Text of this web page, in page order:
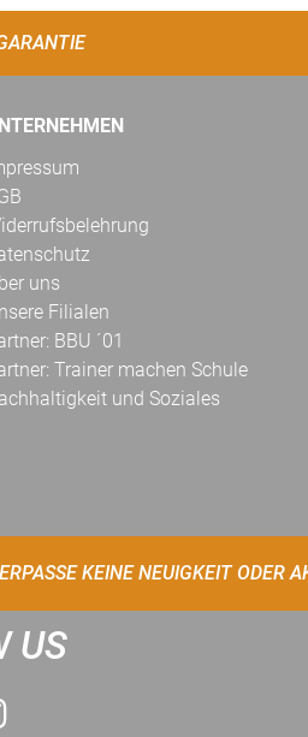
uns
Filialen
BBU ´01
Trainer machen Schule
und Soziales
KEINE NEUIGKEIT ODER
US